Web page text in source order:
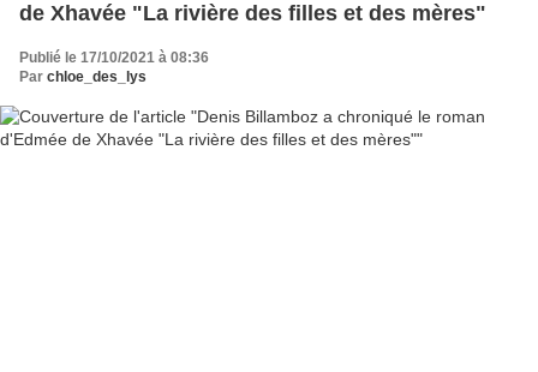
de Xhavée "La rivière des filles et des mères"
Publié le 17/10/2021 à 08:36
Par chloe_des_lys